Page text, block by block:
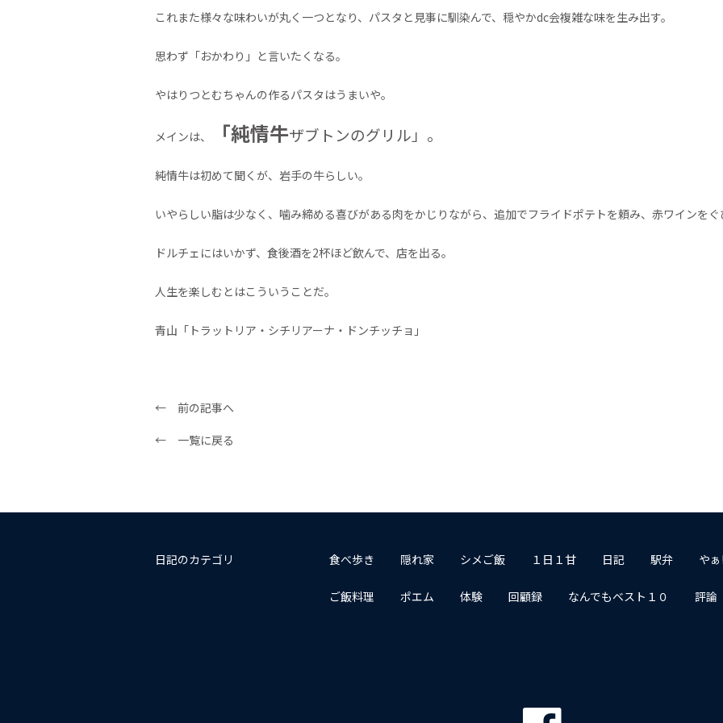
これまた様々な味わいが丸く一つとなり、パスタと見事に馴染んで、穏やかdc会複雑な味を生み出す。
思わず「おかわり」と言いたくなる。
やはりつとむちゃんの作るパスタはうまいや。
メインは、 「純情牛ザブトンのグリル」。
純情牛は初めて聞くが、岩手の牛らしい。
いやらしい脂は少なく、噛み締める喜びがある肉をかじりながら、追加でフライドポテトを頼み、赤ワインをぐ
ドルチェにはいかず、食後酒を2杯ほど飲んで、店を出る。
人生を楽しむとはこういうことだ。
青山「トラットリア・シチリアーナ・ドンチッチョ」
← 前の記事へ
← 一覧に戻る
日記のカテゴリ 食べ歩き 隠れ家 シメご飯 １日１甘 日記 駅弁 やぁ!
ご飯料理 ポエム 体験 回顧録 なんでもベスト１０ 評論